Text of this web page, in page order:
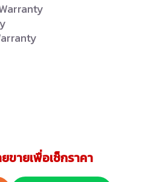
ายเพื่อเช็กราคา